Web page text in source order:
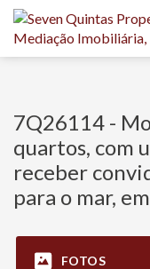
7Q26114 -
quartos, com
receber
para o mar,
FOTOS